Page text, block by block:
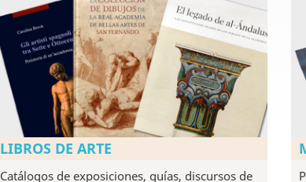
LIBROS DE ARTE
Catálogos de exposiciones, guías, discursos de